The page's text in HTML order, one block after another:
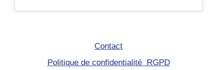
Contact
Politique de confidentialité RGPD